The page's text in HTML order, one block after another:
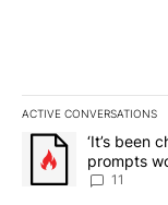
ACTIVE CONVERSATIONS
The following is a
A trending article
‘It’s been
prompts
11